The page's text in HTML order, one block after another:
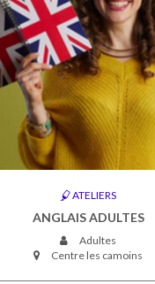
ATELIERS
ANGLAIS ADULTES
Adultes
Centre les camoins